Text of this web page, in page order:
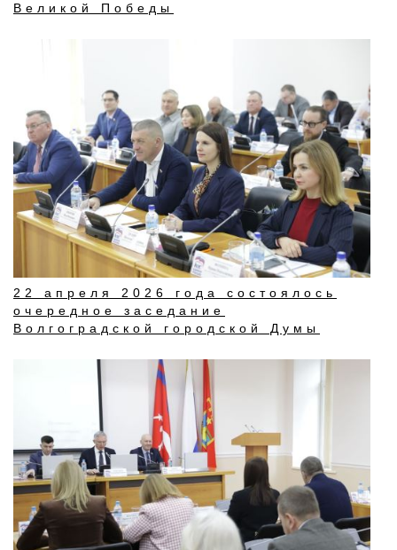
Великой Победы
22 апреля 2026 года состоялось
очередное заседание
Волгоградской городской Думы